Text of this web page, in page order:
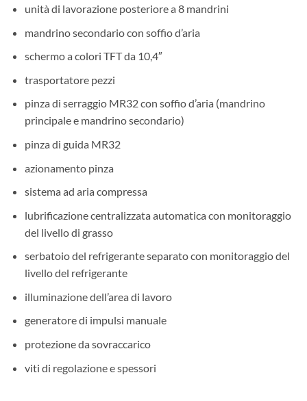
unità di lavorazione posteriore a 8 mandrini
mandrino secondario con soffio d’aria
schermo a colori TFT da 10,4″
trasportatore pezzi
pinza di serraggio MR32 con soffio d’aria (mandrino
principale e mandrino secondario)
pinza di guida MR32
azionamento pinza
sistema ad aria compressa
lubrificazione centralizzata automatica con monitoraggio
del livello di grasso
serbatoio del refrigerante separato con monitoraggio del
livello del refrigerante
illuminazione dell’area di lavoro
generatore di impulsi manuale
protezione da sovraccarico
viti di regolazione e spessori